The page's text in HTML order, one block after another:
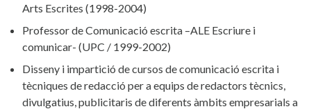
Arts Escrites (1998-2004)
Professor de Comunicació escrita –ALE Escriure i
comunicar- (UPC / 1999-2002)
Disseny i impartició de cursos de comunicació escrita i
tècniques de redacció per a equips de redactors tècnics,
divulgatius, publicitaris de diferents àmbits empresarials a